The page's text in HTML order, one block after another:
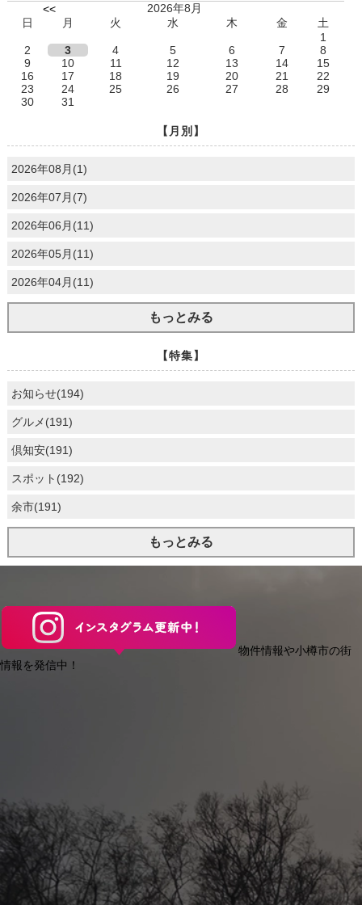
<<
2026年8月
日
月 火 水 木 金
土
1
2
3 4 5 6 7
8
9
10 11 12 13 14
15
16
17 18 19 20 21
22
23
24 25 26 27 28
29
30
31
【月別】
2026年08月(1)
2026年07月(7)
2026年06月(11)
2026年05月(11)
2026年04月(11)
もっとみる
【特集】
お知らせ(194)
グルメ(191)
倶知安(191)
スポット(192)
余市(191)
もっとみる
物件情報や小樽市の街
情報を発信中！